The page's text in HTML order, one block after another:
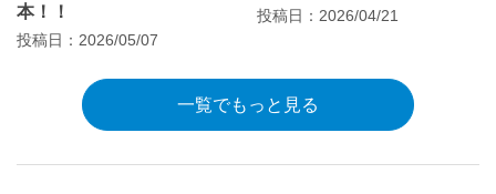
本！！
投稿日：2026/05/07
投稿日：2026/04/21
一覧でもっと見る